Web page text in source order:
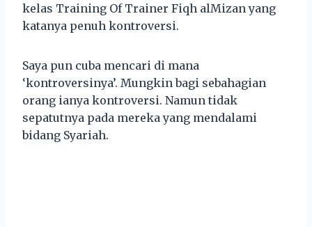
kelas Training Of Trainer Fiqh alMizan yang
katanya penuh kontroversi.
Saya pun cuba mencari di mana
‘kontroversinya’. Mungkin bagi sebahagian
orang ianya kontroversi. Namun tidak
sepatutnya pada mereka yang mendalami
bidang Syariah.